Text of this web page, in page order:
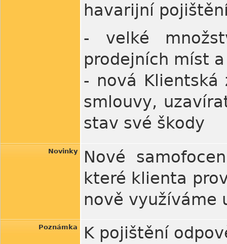
havarijní
- velké
prodejních míst
- nová Klientská
smlouvy,
stav své škody
Novinky
Nové
které klienta
nově využíváme
Poznámka
K pojištění